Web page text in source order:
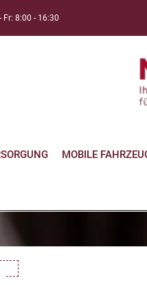
Fr: 8:00 - 16:30
MOBILE